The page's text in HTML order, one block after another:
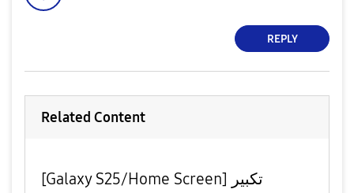
REPLY
Related Content
[Galaxy S25/Home Screen] تكبير